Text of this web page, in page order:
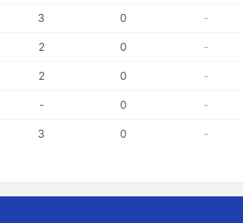
3 0 -
2 0 -
2 0 -
- 0 -
3 0 -